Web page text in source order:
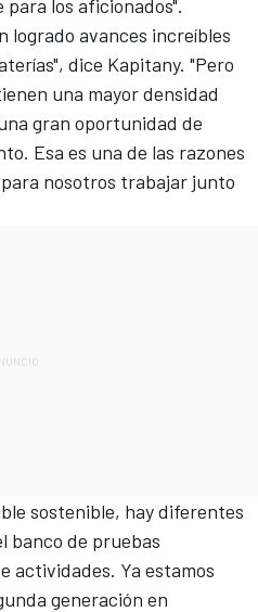
los aficionados".
logrado avances increíbles
dice Kapitany. "Pero
una mayor densidad
gran oportunidad de
Esa es una de las razones
nosotros trabajar junto
sostenible, hay diferentes
banco de pruebas
actividades. Ya estamos
generación en